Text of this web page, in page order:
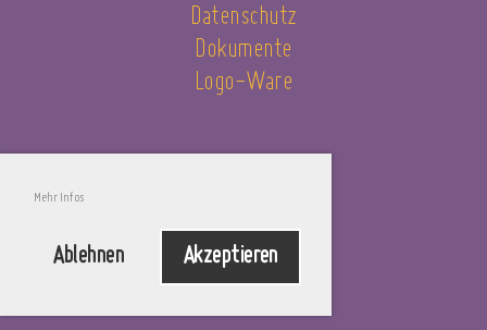
Mehr Infos
Ablehnen Akzeptieren
Datenschutz
Dokumente
Logo-Ware
@trooststrasse.de